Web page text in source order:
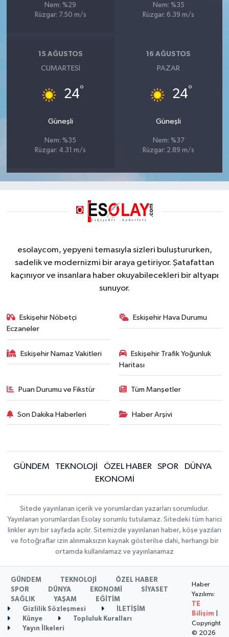
Nem: %29
Rüzgar: 7.50 m/s
Nem: %35
Rüzgar: 6.39 m/s
15 AĞUSTOS
CUMARTESI
24°
Güneşli
Nem: %35
Rüzgar: 4.31 m/s
16 AĞUSTOS
PAZAR
24°
Güneşli
Nem: %37
Rüzgar: 2.89 m/s
esolaycom, yepyeni temasıyla sizleri buluştururken,
sadelik ve modernizmi bir araya getiriyor. Şatafattan
kaçınıyor ve insanlara haber okuyabilecekleri bir altyapı
sunuyor.
Eskişehir Nöbetçi
Eczaneler
Eskişehir Hava Durumu
Eskişehir Namaz Vakitleri
Eskişehir Trafik Yoğunluk
Haritası
Puan Durumu ve Fikstür Tüm Manşetler
Son Dakika Haberleri Haber Arşivi
GÜNDEM TEKNOLOJİ ÖZEL HABER SPOR
DÜNYA
EKONOMİ
Sitede yayınlanan içerik ve yorumlardan yazarları sorumludur.
Yayınlanan yorumlardan Esolay sorumlu tutulamaz. Sitedeki tüm harici
linkler ayrı bir sayfada açılır. Sitemizde yayınlanan haber, köşe yazıları
ve fotoğraflar izin alınmaksızın kaynak gösterilse dahi, herhangi bir
ortamda kullanılamaz ve yayınlanamaz
GÜNDEM TEKNOLOJİ
ÖZEL HABER
SPOR
DÜNYA EKONOMİ
SİYASET
SAĞLIK
YAŞAM
EĞİTİM
Gizlilik Sözleşmesi
İLETİŞİM
Künye
Topluluk Kuralları
Yayın İlkeleri
Haber
Yazılımı:
TE
Bilişim
Copyright
© 2026